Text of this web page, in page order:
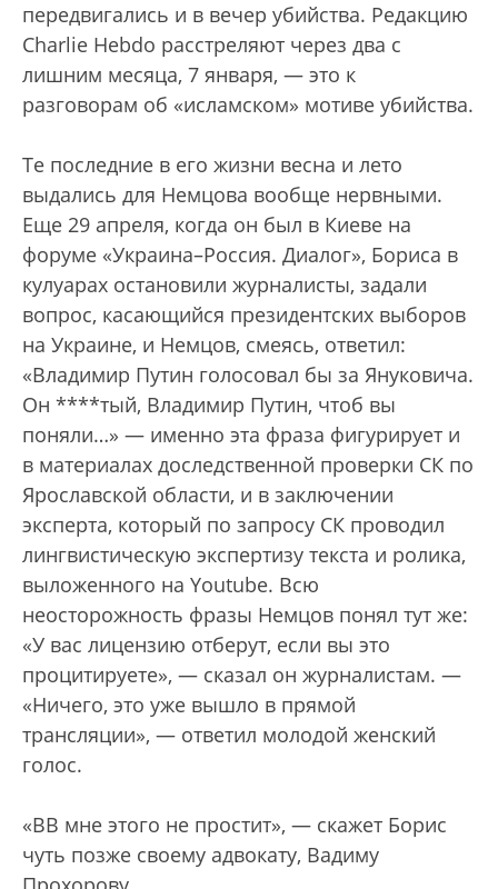
передвигались и в вечер убийства. Редакцию
Charlie Hebdo расстреляют через два с
лишним месяца, 7 января, — это к
разговорам об «исламском» мотиве убийства.
Те последние в его жизни весна и лето
выдались для Немцова вообще нервными.
Еще 29 апреля, когда он был в Киеве на
форуме «Украина–Россия. Диалог», Бориса в
кулуарах остановили журналисты, задали
вопрос, касающийся президентских выборов
на Украине, и Немцов, смеясь, ответил:
«Владимир Путин голосовал бы за Януковича.
Он ****тый, Владимир Путин, чтоб вы
поняли…» — именно эта фраза фигурирует и
в материалах доследственной проверки СК по
Ярославской области, и в заключении
эксперта, который по запросу СК проводил
лингвистическую экспертизу текста и ролика,
выложенного на Youtube. Всю
неосторожность фразы Немцов понял тут же:
«У вас лицензию отберут, если вы это
процитируете», — сказал он журналистам. —
«Ничего, это уже вышло в прямой
трансляции», — ответил молодой женский
голос.
«ВВ мне этого не простит», — скажет Борис
чуть позже своему адвокату, Вадиму